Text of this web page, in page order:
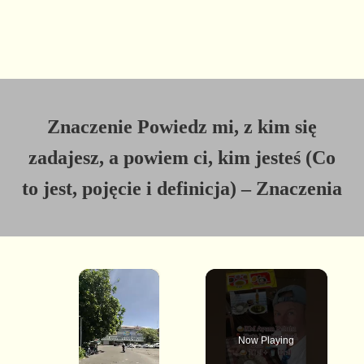
Znaczenie Powiedz mi, z kim się
zadajesz, a powiem ci, kim jesteś (Co
to jest, pojęcie i definicja) – Znaczenia
×
Now Playing